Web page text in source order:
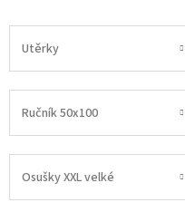
Utěrky
Ručník 50x100
Osušky XXL velké